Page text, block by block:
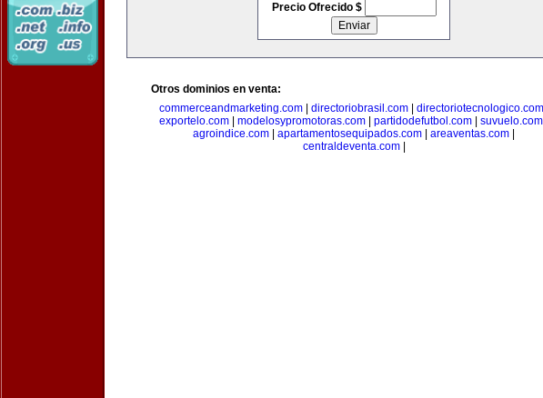
Precio Ofrecido $
Otros dominios en venta:
commerceandmarketing.com| directoriobrasil.com| directoriotecnologico.com
exportelo.com
modelosypromotoras.com partidodefutbol.com suvuelo.com
agroindice.com
apartamentosequipados.com areaventas.com
centraldeventa.com|